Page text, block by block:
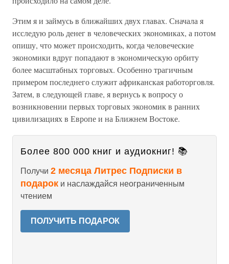
Этим я и займусь в ближайших двух главах. Сначала я
исследую роль денег в человеческих экономиках, а потом
опишу, что может происходить, когда человеческие
экономики вдруг попадают в экономическую орбиту
более масштабных торговых. Особенно трагичным
примером последнего служит африканская работорговля.
Затем, в следующей главе, я вернусь к вопросу о
возникновении первых торговых экономик в ранних
цивилизациях в Европе и на Ближнем Востоке.
Более 800 000 книг и аудиокниг! 📚
Получи 2 месяца Литрес Подписки в
подарок и наслаждайся неограниченным
чтением
ПОЛУЧИТЬ ПОДАРОК